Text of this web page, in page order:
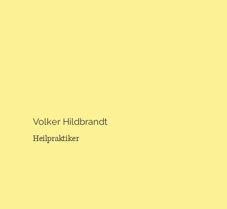
Volker Hildbrandt
Heilpraktiker